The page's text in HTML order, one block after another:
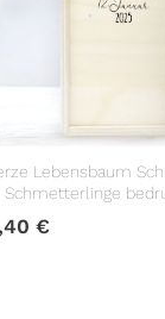
Lebensbaum
Schmetterlinge
€